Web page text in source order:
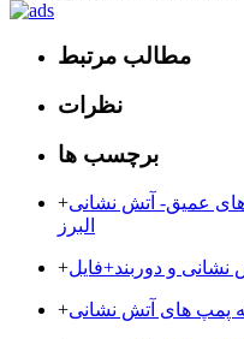
مطالب مرتبط
نظرات
برچسب ها
+عمیق- آتش نشانی
البرز
+
+